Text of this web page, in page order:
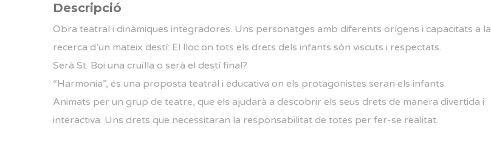
Descripció
Obra teatral i dinàmiques integradores. Uns personatges amb diferents orígens i capacitats a la
recerca d’un mateix destí: El lloc on tots els drets dels infants són viscuts i respectats.
Serà St. Boi una cruïlla o serà el destí final?
“Harmonia”, és una proposta teatral i educativa on els protagonistes seran els infants.
Animats per un grup de teatre, que els ajudarà a descobrir els seus drets de manera divertida i
interactiva. Uns drets que necessitaran la responsabilitat de totes per fer-se realitat.